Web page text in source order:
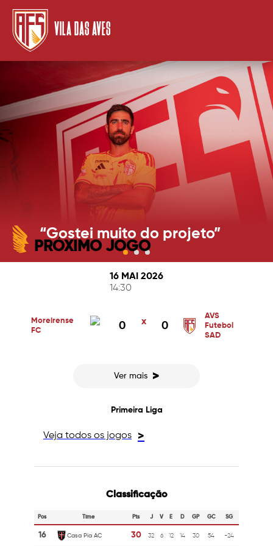
VILA DAS AVES
“Gostei muito do projeto”
PRÓXIMO JOGO
16 MAI 2026
14:30
Moreirense
FC
0 x 0
AVS
Futebol
SAD
Ver mais >
Primeira Liga
Veja todos os jogos >
Classificação
Pos Time Pts J V E D GP GC SG
16 Casa Pia AC 30 32 6 12 14 30 54 -24